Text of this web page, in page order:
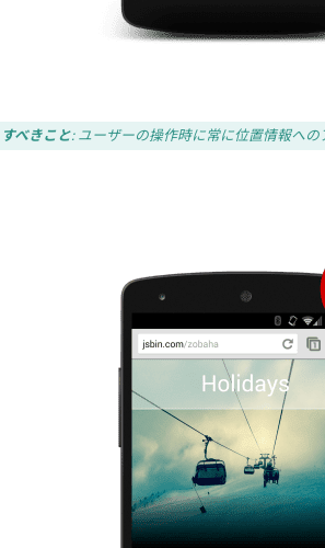
すべきこと: ユーザーの操作時に常に位置情報へ